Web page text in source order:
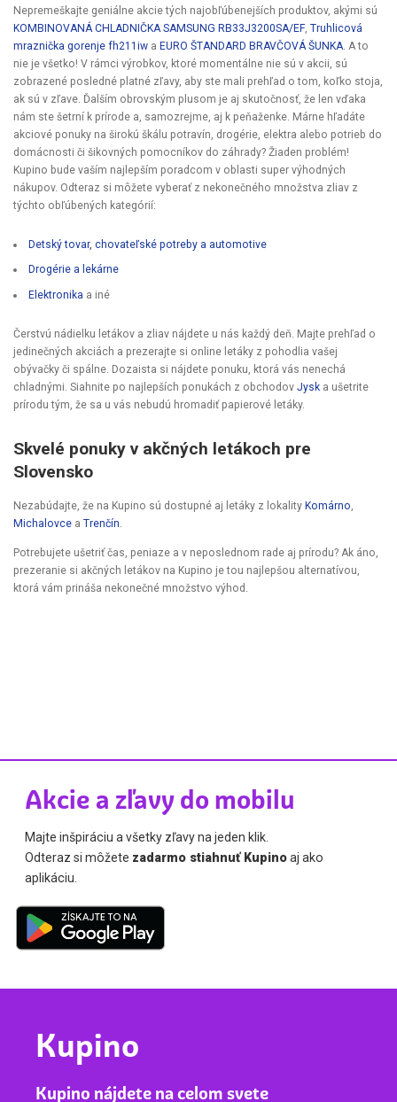
Nepremeškajte geniálne akcie tých najobľúbenejších produktov, akými sú
KOMBINOVANÁ CHLADNIČKA SAMSUNG RB33J3200SA/EF, Truhlicová
mraznička gorenje fh211iw a EURO ŠTANDARD BRAVČOVÁ ŠUNKA. A to
nie je všetko! V rámci výrobkov, ktoré momentálne nie sú v akcii, sú
zobrazené posledné platné zľavy, aby ste mali prehľad o tom, koľko stoja,
ak sú v zľave. Ďalším obrovským plusom je aj skutočnosť, že len vďaka
nám ste šetrní k prírode a, samozrejme, aj k peňaženke. Márne hľadáte
akciové ponuky na širokú škálu potravín, drogérie, elektra alebo potrieb do
domácnosti či šikovných pomocníkov do záhrady? Žiaden problém!
Kupino bude vaším najlepším poradcom v oblasti super výhodných
nákupov. Odteraz si môžete vyberať z nekonečného množstva zliav z
týchto obľúbených kategórií:
Detský tovar, chovateľské potreby a automotive
Drogérie a lekárne
Elektronika a iné
Čerstvú nádielku letákov a zliav nájdete u nás každý deň. Majte prehľad o
jedinečných akciách a prezerajte si online letáky z pohodlia vašej
obývačky či spálne. Dozaista si nájdete ponuku, ktorá vás nenechá
chladnými. Siahnite po najlepších ponukách z obchodov Jysk a ušetrite
prírodu tým, že sa u vás nebudú hromadiť papierové letáky.
Skvelé ponuky v akčných letákoch pre
Slovensko
Nezabúdajte, že na Kupino sú dostupné aj letáky z lokality Komárno,
Michalovce a Trenčín.
Potrebujete ušetriť čas, peniaze a v neposlednom rade aj prírodu? Ak áno,
prezeranie si akčných letákov na Kupino je tou najlepšou alternatívou,
ktorá vám prináša nekonečné množstvo výhod.
Akcie a zľavy do mobilu
Majte inšpiráciu a všetky zľavy na jeden klik.
Odteraz si môžete zadarmo stiahnuť Kupinoaj ako
aplikáciu.
Kupino
Kupino nájdete na celom svete